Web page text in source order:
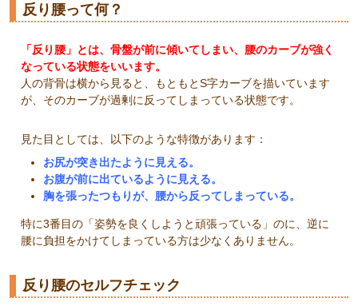
反り腰って何？
「反り腰」とは、骨盤が前に傾いてしまい、腰のカーブが強く
なっている状態をいいます。
人の背骨は横から見ると、もともとS字カーブを描いています
が、そのカーブが過剰に反ってしまっている状態です。
見た目としては、以下のような特徴があります：
お尻が突き出たように見える。
お腹が前に出ているように見える。
胸を張ったつもりが、腰から反ってしまっている。
特に3番目の「姿勢を良くしようと頑張っている」のに、逆に
腰に負担をかけてしまっている方は少なくありません。
反り腰のセルフチェック